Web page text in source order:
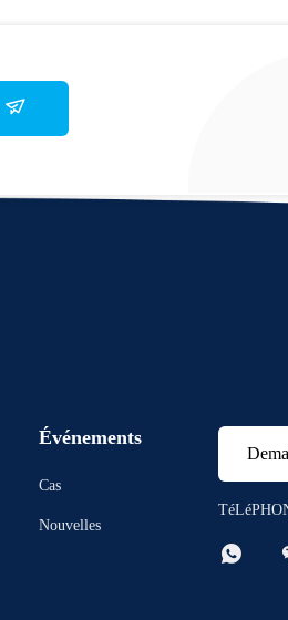
Événements
Cas
Nouvelles
